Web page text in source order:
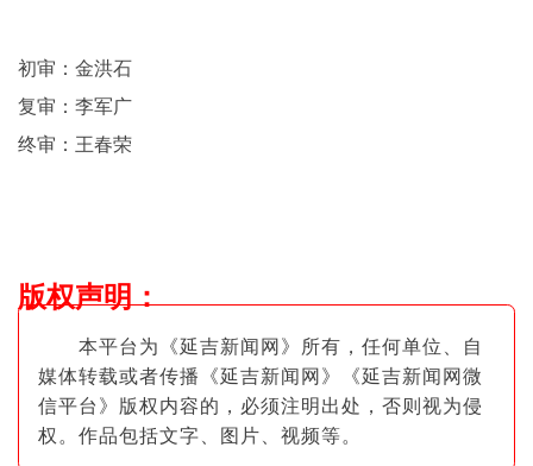
初审：金洪石
复审：李军广
终审：王春荣
版权声明：
本平台为《延吉新闻网》所有，任何单位、自
媒体转载或者传播《延吉新闻网》《延吉新闻网微
信平台》版权内容的，必须注明出处，否则视为侵
权。作品包括文字、图片 、视频等。